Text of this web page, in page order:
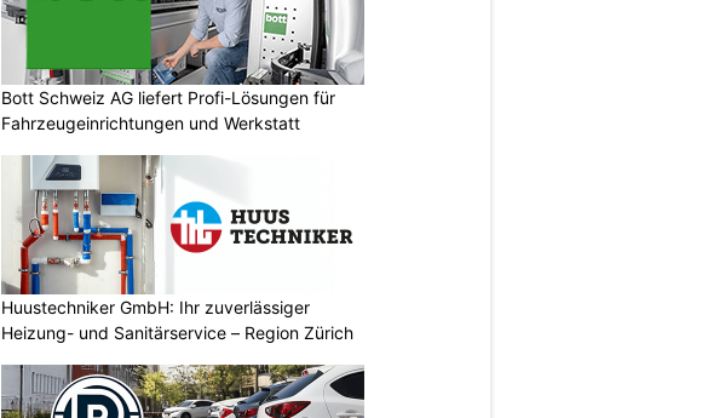
Bott Schweiz AG liefert Profi-Lösungen für
Fahrzeugeinrichtungen und Werkstatt
Huustechniker GmbH: Ihr zuverlässiger
Heizung- und Sanitärservice – Region Zürich